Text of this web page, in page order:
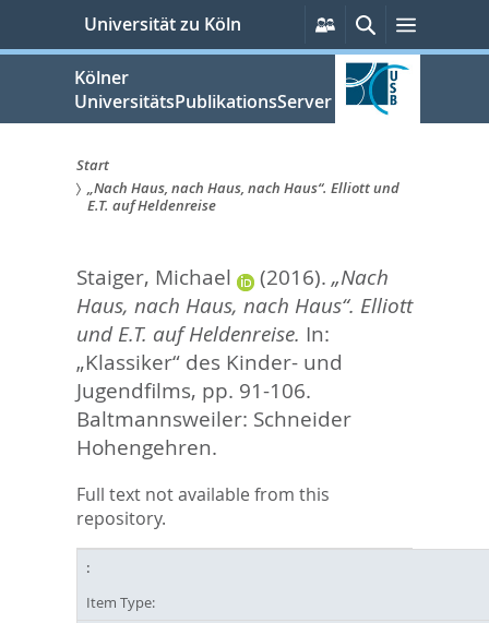
springen
Universität zu Köln
Persönliche
Services
SucheMenü
Kölner
UniversitätsPublikationsServer
Sie
hier:
Start
„Nach Haus, nach Haus, nach Haus“. Elliott und
E.T. auf Heldenreise
Staiger, Michael (2016). „Nach
Haus, nach Haus, nach Haus“. Elliott
und E.T. auf Heldenreise. In:
„Klassiker“ des Kinder- und
Jugendfilms, pp. 91-106.
Baltmannsweiler: Schneider
Hohengehren.
Full text not available from this
repository.
Item Type: